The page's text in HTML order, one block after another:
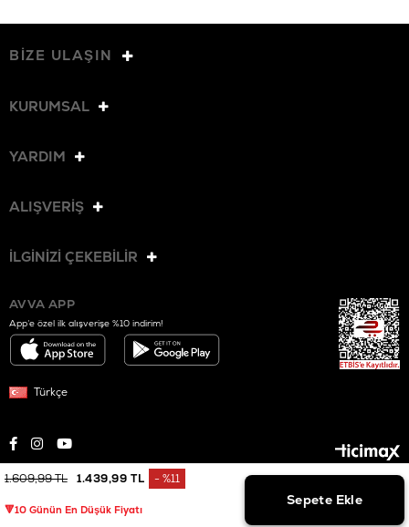
1.609,99 TL 1.439,99 TL %11
🔻10 Günün En Düşük Fiyatı
BİZE ULAŞIN
KURUMSAL
YARDIM
ALIŞVERİŞ
İLGİNİZİ ÇEKEBİLİR
AVVA APP
App’e özel ilk alışverişe %10 indirim!
Türkçe
© 2025 AVVA. Tüm hakları saklıdır.